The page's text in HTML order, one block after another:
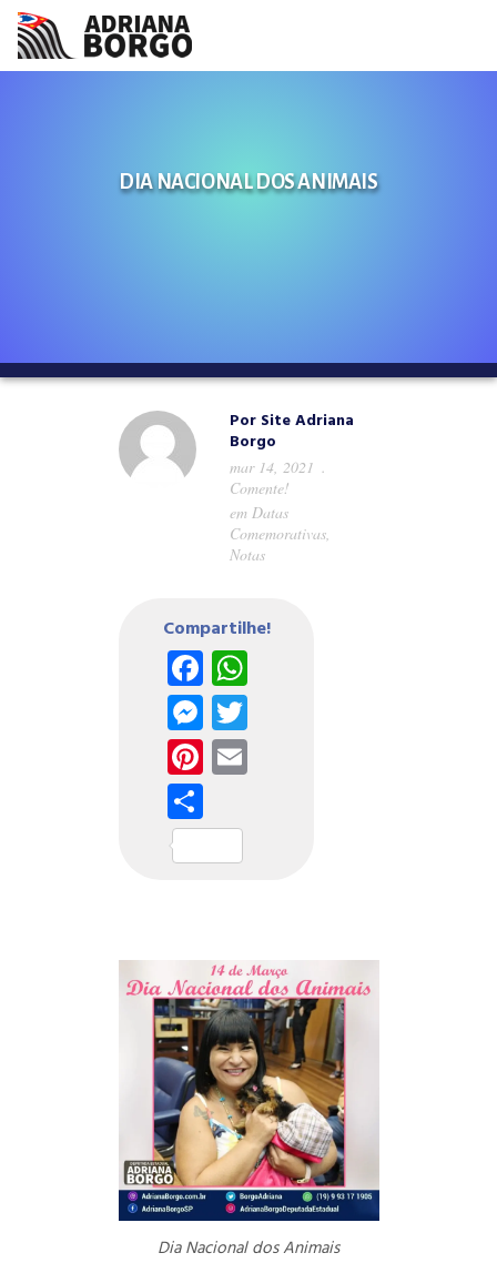
DIA NACIONAL DOS ANIMAIS
Por Site Adriana
Borgo
mar 14, 2021
Comente!
em Datas
Comemorativas,
Notas
Compartilhe!
Facebook
WhatsApp
Messenger
Twitter
Pinterest
Email
Share
Dia Nacional dos Animais